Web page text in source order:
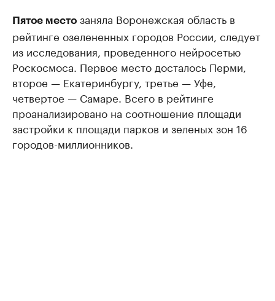
Пятое место заняла Воронежская область в
рейтинге озелененных городов России, следует
из исследования, проведенного нейросетью
Роскосмоса. Первое место досталось Перми,
второе — Екатеринбургу, третье — Уфе,
четвертое — Самаре. Всего в рейтинге
проанализировано на соотношение площади
застройки к площади парков и зеленых зон 16
городов-миллионников.